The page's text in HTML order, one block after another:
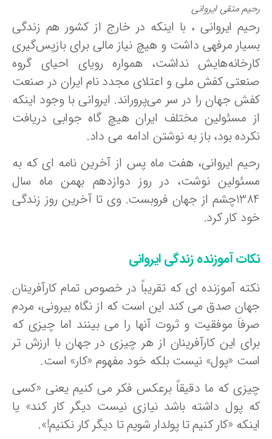
متقی ایروانی
ایروانی ، با اینکه در خارج از کشور هم زندگی
مرفهی داشت و هیچ نیاز مالی برای بازپس‌گیری
نداشت، همواره رویای احیای گروه
کفش ملی و اعتلای مجدد نام ایران در صنعت
جهان را در سر می‌پروراند. ایروانی با وجود اینکه
مسئولین مختلف ایران هیچ گاه جوابی دریافت
بود، باز به نوشتن ادامه می داد.
ایروانی، هفت ماه پس از آخرین نامه ای که به
نوشت، در روز دوازدهم بهمن ماه سال
1384چشم از جهان فروبست. وی تا آخرین روز زندگی
کار کرد.
آموزنده زندگی ایروانی
آموزنده ای که تقریباً در خصوص تمام کارآفرینان
صدق می کند این است که از نگاه بیرونی، مردم
موفقیت و ثروت آنها را می بینند اما چیزی که
این کارآفرینان از هر چیزی در جهان با ارزش تر
«پول» نیست بلکه خود مفهوم «کار» است.
که ما دقیقاً برعکس فکر می کنیم یعنی «کسی
پول داشته باشد نیازی نیست دیگر کار کند» یا
«کار کنیم تا پولدار شویم تا دیگر کار نکنیم!».